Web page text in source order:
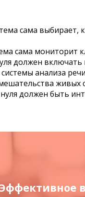
сама выбирает,
сама мониторит
должен включать
анализа
живых
должен быть